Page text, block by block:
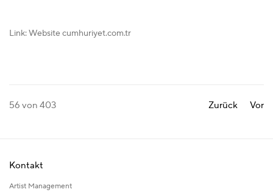
Link: Website cumhuriyet.com.tr
Zurück Vor
56 von 403
Kontakt
Artist Management